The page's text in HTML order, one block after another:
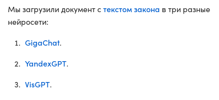
Мы загрузили документ стекстом закона в три разные
нейросети:
GigaChat.
YandexGPT.
VisGPT.